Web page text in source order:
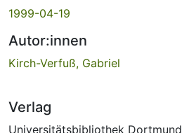
1999-04-19
Autor:innen
Kirch-Verfuß, Gabriel
Verlag
Universitätsbibliothek Dortmund